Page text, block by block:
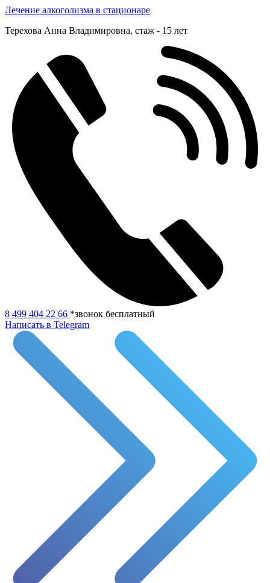
Лечение алкоголизма в стационаре
Терехова Анна Владимировна, cтаж - 15 лет
8 499 404 22 66 *звонок бесплатный
Написать в Telegram